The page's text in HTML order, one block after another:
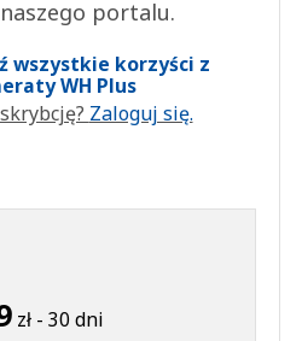
portalu.
wszystkie korzyści z
WH Plus
Zaloguj się.
zł - 30 dni